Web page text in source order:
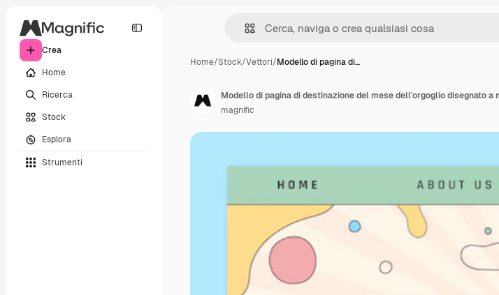
Crea
Home
Ricerca
Stock
Esplora
Strumenti
Home/Stock/Vettori/Modello di pagina di…
Modello di pagina di destinazione del mese dell'orgoglio disegnato a
magnific